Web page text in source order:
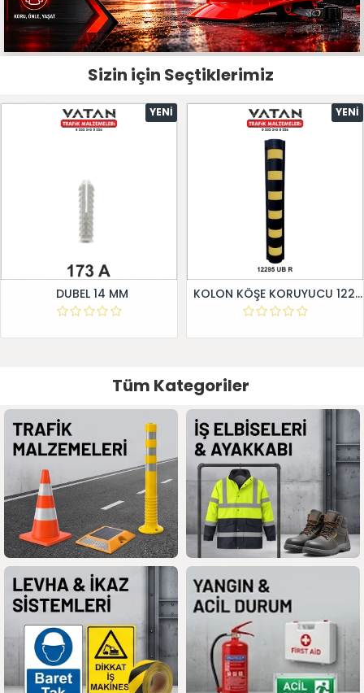
Sizin için Seçtiklerimiz
YENI
DUBEL 14 MM
YENI
KOLON KÖŞE KORUYUCU 12295 UB R
Tüm Kategoriler